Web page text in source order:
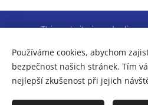
This website is under
© 2022Vysoká škola Sting,
Cookies
Používáme cookies, abychom
bezpečnost našich stránek. Tím
nejlepší zkušenost při jejich